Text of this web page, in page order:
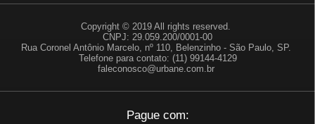
Copyright © 2019 All rights reserved.
CNPJ: 29.059.200/0001-00
Rua Coronel Antônio Marcelo, nº 110, Belenzinho - São Paulo, SP.
Telefone para contato: (11) 99144-4129
faleconosco@urbane.com.br
Pague com: